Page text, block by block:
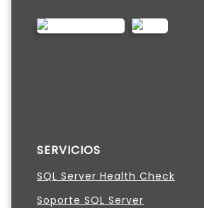
SERVICIOS
SQL Server Health Check
Soporte SQL Server